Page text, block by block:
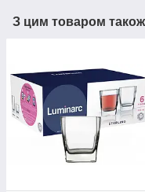
З цим товаром